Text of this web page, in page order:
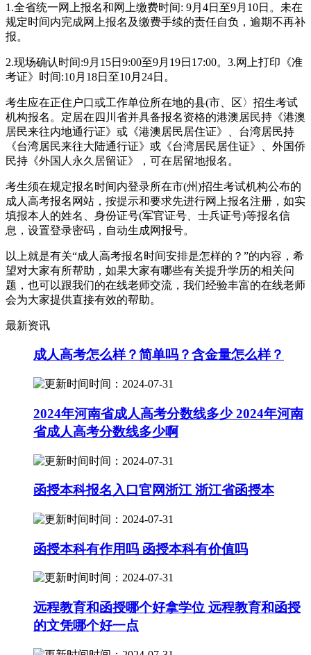
1.全省统一网上报名和网上缴费时间: 9月4日至9月10日。未在
规定时间内完成网上报名及缴费手续的责任自负，逾期不再补
报。
2.现场确认时间:9月15日9:00至9月19日17:00。3.网上打印《准
考证》时间:10月18日至10月24日。
考生应在正住户口或工作单位所在地的县(市、区〉招生考试
机构报名。定居在四川省并具备报名资格的港澳居民持《港澳
居民来往内地通行证》或《港澳居民居住证》、台湾居民持
《台湾居民来往大陆通行证》或《台湾居民居住证》、外国侨
民持《外国人永久居留证》，可在居留地报名。
考生须在规定报名时间内登录所在市(州)招生考试机构公布的
成人高考报名网站，按提示和要求先进行网上报名注册，如实
填报本人的姓名、身份证号(军官证号、士兵证号)等报名信
息，设置登录密码，自动生成网报号。
以上就是有关“成人高考报名时间安排是怎样的？”的内容，希
望对大家有所帮助，如果大家有哪些有关提升学历的相关问
题，也可以跟我们的在线老师交流，我们经验丰富的在线老师
会为大家提供直接有效的帮助。
最新资讯
成人高考怎么样？简单吗？含金量怎么样？
时间：2024-07-31
2024年河南省成人高考分数线多少 2024年河南
省成人高考分数线多少啊
时间：2024-07-31
函授本科报名入口官网浙江 浙江省函授本
时间：2024-07-31
函授本科有作用吗 函授本科有价值吗
时间：2024-07-31
远程教育和函授哪个好拿学位 远程教育和函授
的文凭哪个好一点